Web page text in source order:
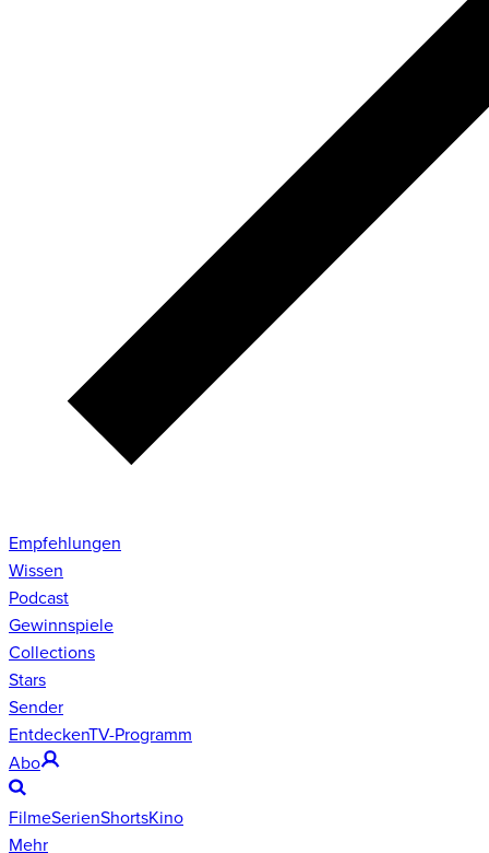
Empfehlungen
Wissen
Podcast
Gewinnspiele
Collections
Stars
Sender
EntdeckenTV-Programm
Abo
FilmeSerienShortsKino
Mehr